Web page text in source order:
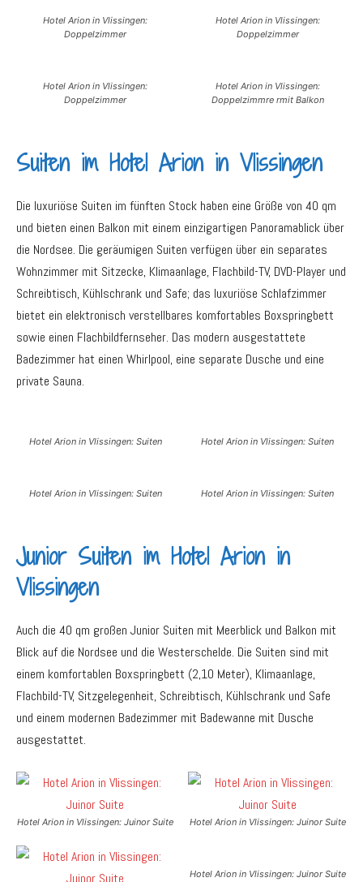
Hotel Arion in Vlissingen:
Doppelzimmer
Hotel Arion in Vlissingen:
Doppelzimmer
Hotel Arion in Vlissingen:
Doppelzimmer
Hotel Arion in Vlissingen:
Doppelzimmre rmit Balkon
Suiten im Hotel Arion in Vlissingen
Die luxuriöse Suiten im fünften Stock haben eine Größe von 40 qm
und bieten einen Balkon mit einem einzigartigen Panoramablick über
die Nordsee. Die geräumigen Suiten verfügen über ein separates
Wohnzimmer mit Sitzecke, Klimaanlage, Flachbild-TV, DVD-Player und
Schreibtisch, Kühlschrank und Safe; das luxuriöse Schlafzimmer
bietet ein elektronisch verstellbares komfortables Boxspringbett
sowie einen Flachbildfernseher. Das modern ausgestattete
Badezimmer hat einen Whirlpool, eine separate Dusche und eine
private Sauna.
Hotel Arion in Vlissingen: Suiten Hotel Arion in Vlissingen: Suiten
Hotel Arion in Vlissingen: Suiten Hotel Arion in Vlissingen: Suiten
Junior Suiten im Hotel Arion in
Vlissingen
Auch die 40 qm großen Junior Suiten mit Meerblick und Balkon mit
Blick auf die Nordsee und die Westerschelde. Die Suiten sind mit
einem komfortablen Boxspringbett (2,10 Meter), Klimaanlage,
Flachbild-TV, Sitzgelegenheit, Schreibtisch, Kühlschrank und Safe
und einem modernen Badezimmer mit Badewanne mit Dusche
ausgestattet.
Hotel Arion in Vlissingen: Juinor Suite Hotel Arion in Vlissingen: Juinor Suite
Hotel Arion in Vlissingen: Juinor Suite